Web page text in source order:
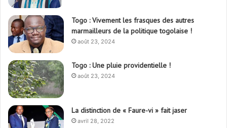
Togo : Vivement les frasques des autres
marmailleurs de la politique togolaise !
août 23, 2024
Togo : Une pluie providentielle !
août 23, 2024
La distinction de « Faure-vi » fait jaser
avril 28, 2022